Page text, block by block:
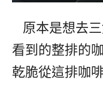
原本是想去
看到的整排的
乾脆從這排咖